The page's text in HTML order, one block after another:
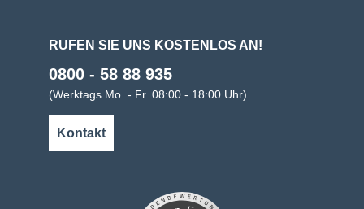
RUFEN SIE UNS KOSTENLOS AN!
0800 - 58 88 935
(Werktags Mo. - Fr. 08:00 - 18:00 Uhr)
Kontakt